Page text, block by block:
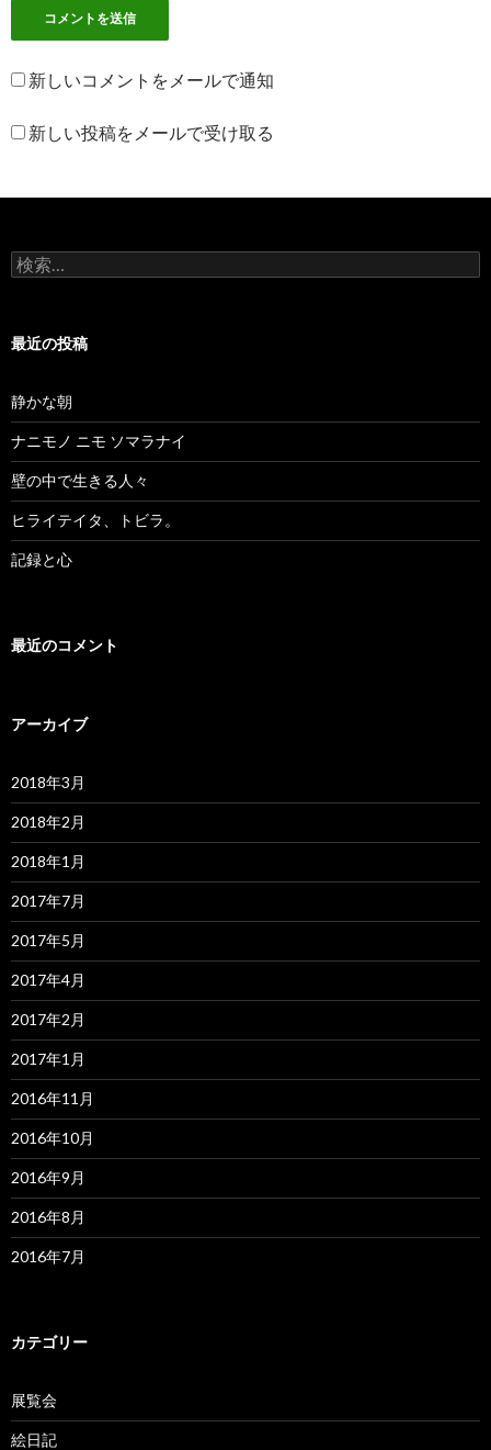
新しいコメントをメールで通知
新しい投稿をメールで受け取る
検
索
最近の投稿
静かな朝
ナニモノ ニモ ソマラナイ
壁の中で生きる人々
ヒライテイタ、トビラ。
記録と心
最近のコメント
アーカイブ
2018年3月
2018年2月
2018年1月
2017年7月
2017年5月
2017年4月
2017年2月
2017年1月
2016年11月
2016年10月
2016年9月
2016年8月
2016年7月
カテゴリー
展覧会
絵日記